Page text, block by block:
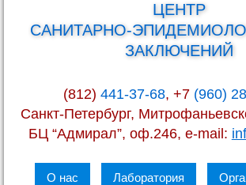
ЦЕНТР
САНИТАРНО-
ЗАКЛЮЧЕНИЙ
(812) 441-37-68, +7 (960)
Санкт-Петербург,
БЦ “Адмирал”, оф.246, e-mail:
О нас Лаборатория